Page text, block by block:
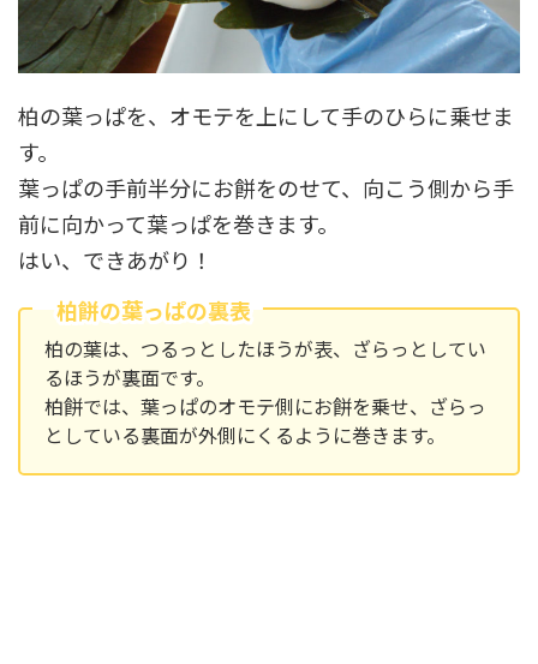
柏の葉っぱを、オモテを上にして手のひらに乗せま
す。
葉っぱの手前半分にお餅をのせて、向こう側から手
前に向かって葉っぱを巻きます。
はい、できあがり！
柏餅の葉っぱの裏表
柏の葉は、つるっとしたほうが表、ざらっとしてい
るほうが裏面です。
柏餅では、葉っぱのオモテ側にお餅を乗せ、ざらっ
としている裏面が外側にくるように巻きます。